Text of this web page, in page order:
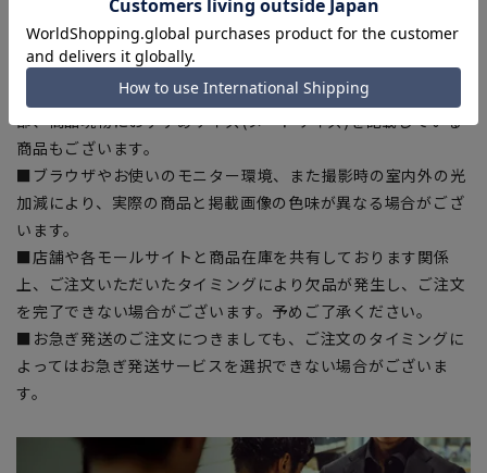
入の目安としてご利用ください。
■生地や仕様・デザインにより、着用感や実際のサイズ表に若
干の誤差が生じる場合がございます。予めご了承ください。
■サイズスペックは仕上がりサイズを記載しております。一
部、商品現物におすすめサイズ(ヌードサイズ)を記載している
商品もございます。
■ブラウザやお使いのモニター環境、また撮影時の室内外の光
加減により、実際の商品と掲載画像の色味が異なる場合がござ
います。
■店舗や各モールサイトと商品在庫を共有しております関係
上、ご注文いただいたタイミングにより欠品が発生し、ご注文
を完了できない場合がございます。予めご了承ください。
■お急ぎ発送のご注文につきましても、ご注文のタイミングに
よってはお急ぎ発送サービスを選択できない場合がございま
す。